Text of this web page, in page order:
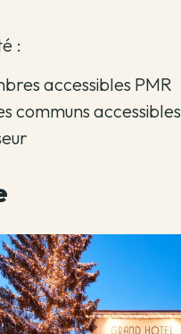
:
accessibles PMR
communs accessibles